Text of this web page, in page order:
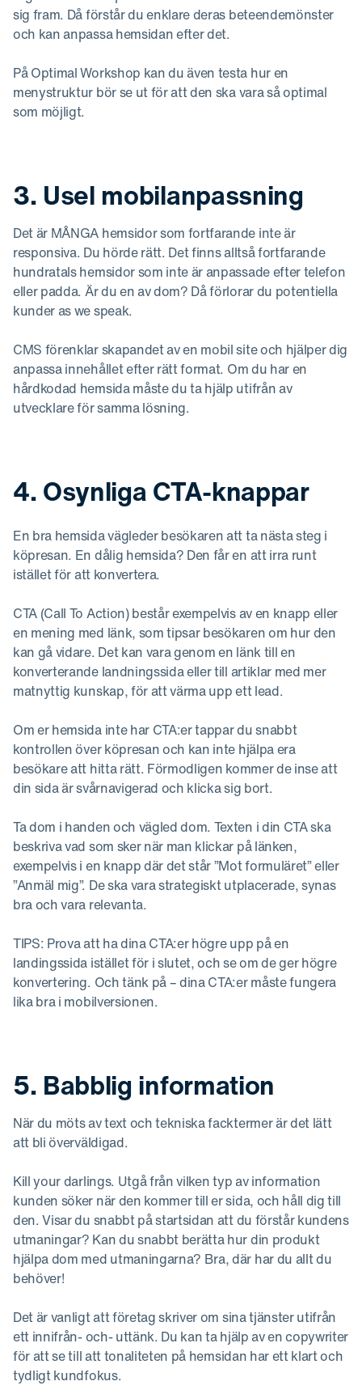
sig fram. Då förstår du enklare deras beteendemönster
och kan anpassa hemsidan efter det.
På Optimal Workshop kan du även testa hur en
menystruktur bör se ut för att den ska vara så optimal
som möjligt.
3. Usel mobilanpassning
Det är MÅNGA hemsidor som fortfarande inte är
responsiva. Du hörde rätt. Det finns alltså fortfarande
hundratals hemsidor som inte är anpassade efter telefon
eller padda. Är du en av dom? Då förlorar du potentiella
kunder as we speak.
CMS förenklar skapandet av en mobil site och hjälper dig
anpassa innehållet efter rätt format. Om du har en
hårdkodad hemsida måste du ta hjälp utifrån av
utvecklare för samma lösning.
4. Osynliga CTA-knappar
En bra hemsida vägleder besökaren att ta nästa steg i
köpresan. En dålig hemsida? Den får en att irra runt
istället för att konvertera.
CTA (Call To Action) består exempelvis av en knapp eller
en mening med länk, som tipsar besökaren om hur den
kan gå vidare. Det kan vara genom en länk till en
konverterande landningssida eller till artiklar med mer
matnyttig kunskap, för att värma upp ett lead.
Om er hemsida inte har CTA:er tappar du snabbt
kontrollen över köpresan och kan inte hjälpa era
besökare att hitta rätt. Förmodligen kommer de inse att
din sida är svårnavigerad och klicka sig bort.
Ta dom i handen och vägled dom. Texten i din CTA ska
beskriva vad som sker när man klickar på länken,
exempelvis i en knapp där det står ”Mot formuläret” eller
”Anmäl mig”. De ska vara strategiskt utplacerade, synas
bra och vara relevanta.
TIPS: Prova att ha dina CTA:er högre upp på en
landingssida istället för i slutet, och se om de ger högre
konvertering. Och tänk på – dina CTA:er måste fungera
lika bra i mobilversionen.
5. Babblig information
När du möts av text och tekniska facktermer är det lätt
att bli överväldigad.
Kill your darlings. Utgå från vilken typ av information
kunden söker när den kommer till er sida, och håll dig till
den. Visar du snabbt på startsidan att du förstår kundens
utmaningar? Kan du snabbt berätta hur din produkt
hjälpa dom med utmaningarna? Bra, där har du allt du
behöver!
Det är vanligt att företag skriver om sina tjänster utifrån
ett innifrån- och- uttänk. Du kan ta hjälp av en copywriter
för att se till att tonaliteten på hemsidan har ett klart och
tydligt kundfokus.